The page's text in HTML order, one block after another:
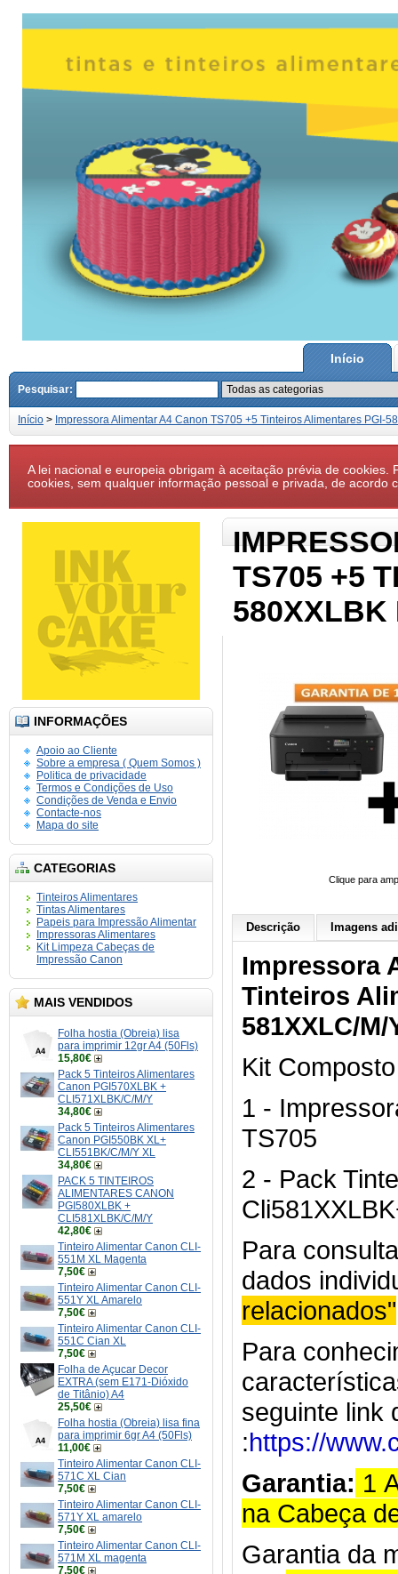
Início
Pesquisar:
Início > Impressora Alimentar A4 Canon TS705 +5 Tinteiros Alimentares PGI-
A lei nacional e europeia obrigam à aceitação prévia de
cookies, sem qualquer informação pessoal e privada, de acordo
INFORMAÇÕES
Apoio ao Cliente
Sobre a empresa ( Quem Somos )
Politica de privacidade
Termos e Condições de Uso
Condições de Venda e Envio
Contacte-nos
Mapa do site
CATEGORIAS
Tinteiros Alimentares
Tintas Alimentares
Papeis para Impressão Alimentar
Impressoras Alimentares
Kit Limpeza Cabeças de
Impressão Canon
MAIS VENDIDOS
Folha hostia (Obreia) lisa
para imprimir 12gr A4 (50Fls)
15,80€
Pack 5 Tinteiros Alimentares
Canon PGI570XLBK +
CLI571XLBK/C/M/Y
34,80€
Pack 5 Tinteiros Alimentares
Canon PGI550BK XL+
CLI551BK/C/M/Y XL
34,80€
PACK 5 TINTEIROS
ALIMENTARES CANON
PGI580XLBK +
CLI581XLBK/C/M/Y
42,80€
Tinteiro Alimentar Canon CLI-
551M XL Magenta
7,50€
Tinteiro Alimentar Canon CLI-
551Y XL Amarelo
7,50€
Tinteiro Alimentar Canon CLI-
551C Cian XL
7,50€
Folha de Açucar Decor
EXTRA (sem E171-Dióxido
de Titânio) A4
25,50€
Folha hostia (Obreia) lisa fina
para imprimir 6gr A4 (50Fls)
11,00€
Tinteiro Alimentar Canon CLI-
571C XL Cian
7,50€
Tinteiro Alimentar Canon CLI-
571Y XL amarelo
7,50€
Tinteiro Alimentar Canon CLI-
571M XL magenta
7,50€
TS705 +5
580XXLBK
Clique para
Descrição Imagens
Impressora
Tinteiros
581XXLC/M/
Kit
1 -
TS705
2 - Pack
Para
dados
relacionados"
Para
seguinte link
:https://
Garantia: 1
na Cabeça
Garantia da